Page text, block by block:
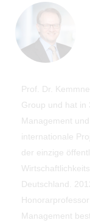
Prof. Dr.
Group und hat in
Management
internationale
der einzige
Deutschland.
Management